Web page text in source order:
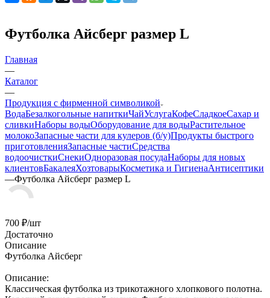
Футболка Айсберг размер L
Главная
—
Каталог
—
Продукция с фирменной символикой
ВодаБезалкогольные напиткиЧайУслугаКофеСладкоеСахар и
сливкиНаборы водыОборудование для водыРастительное
молокоЗапасные части для кулеров (б/у)Продукты быстрого
приготовленияЗапасные частиСредства
водоочисткиСнекиОдноразовая посудаНаборы для новых
клиентовБакалеяХозтоварыКосметика и ГигиенаАнтисептики
—Футболка Айсберг размер L
700 ₽/шт
Достаточно
Описание
Футболка Айсберг
Описание:
Классическая футболка из трикотажного хлопкового полотна.